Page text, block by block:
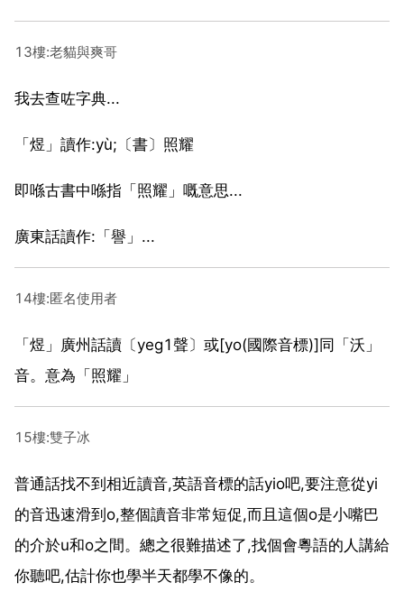
13樓:老貓與爽哥
我去查咗字典...
「煜」讀作:yù;〔書〕照耀
即喺古書中喺指「照耀」嘅意思...
廣東話讀作:「譽」...
14樓:匿名使用者
「煜」廣州話讀〔yeg1聲〕或[yo(國際音標)]同「沃」
音。意為「照耀」
15樓:雙子冰
普通話找不到相近讀音,英語音標的話yio吧,要注意從yi
的音迅速滑到o,整個讀音非常短促,而且這個o是小嘴巴
的介於u和o之間。總之很難描述了,找個會粵語的人講給
你聽吧,估計你也學半天都學不像的。